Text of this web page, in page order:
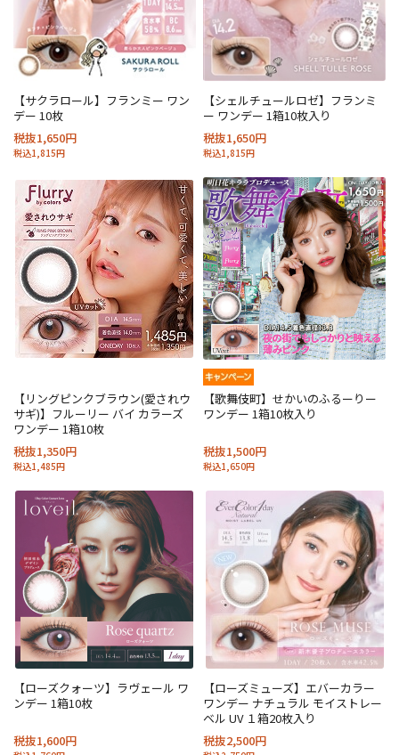
【サクラロール】フランミー ワン
デー 10枚
税抜1,650円
税込1,815円
【シェルチュールロゼ】フランミ
ー ワンデー 1箱10枚入り
税抜1,650円
税込1,815円
【リングピンクブラウン(愛されウ
サギ)】フルーリー バイ カラーズ
ワンデー 1箱10枚
税抜1,350円
税込1,485円
【歌舞伎町】せかいのふるーりー
ワンデー 1箱10枚入り
税抜1,500円
税込1,650円
【ローズクォーツ】ラヴェール ワ
ンデー 1箱10枚
税抜1,600円
【ローズミューズ】エバーカラー
ワンデー ナチュラル モイストレー
ベル UV １箱20枚入り
税抜2,500円